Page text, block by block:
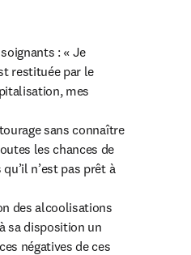
: « Je
restituée par le
mes
sans connaître
les chances de
n’est pas prêt à
des alcoolisations
sa disposition un
négatives de ces